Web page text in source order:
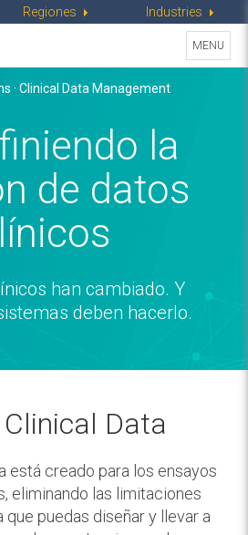
Regiones Industries
Toggle
MENU
· Clinical Data Management
la
de datos
han cambiado. Y
deben hacerlo.
Data
está creado para los ensayos
eliminando las limitaciones
puedas diseñar y llevar a